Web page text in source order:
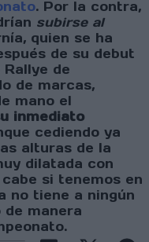
. Por la contra,
subirse al
quien se ha
de su debut
de
de marcas,
mano el
inmediato
cediendo ya
alturas de la
dilatada con
si tenemos en
no tiene a ningún
manera